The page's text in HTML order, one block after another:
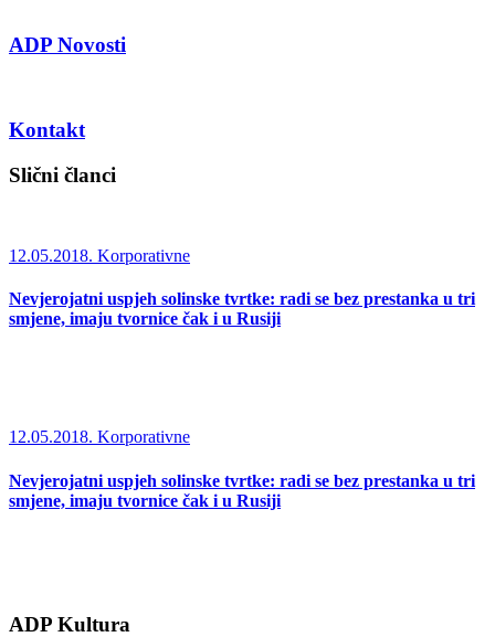
ADP Novosti
Kontakt
Slični članci
12.05.2018. Korporativne
Nevjerojatni uspjeh solinske tvrtke: radi se bez prestanka u tri
smjene, imaju tvornice čak i u Rusiji
12.05.2018. Korporativne
Nevjerojatni uspjeh solinske tvrtke: radi se bez prestanka u tri
smjene, imaju tvornice čak i u Rusiji
ADP Kultura